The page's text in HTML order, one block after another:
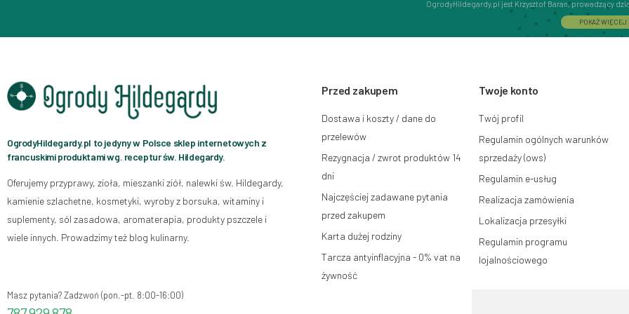
OgrodyHildegardy.pl jest Krzysztof Baran, prowadzący
Interactive Krzysztof Baran wpisaną do Centralnej
adres głównego miejsca wykonywania działalności w
08-110, posiadający numer NIP: 821-152-01-37, REGON:
Przysługuje Ci prawo do żądania dostępu do swoich
ograniczenia przetwarzania, wniesienia sprzeciwu wobec
na zgodność z prawem przetwarzania, którego dokonano
lub pisemnie na adres siedziby.
Więcej informacji: www.mouton.pl/ODO
POKAŻ WIĘCEJ
OgrodyHildegardy.pl to jedyny w Polsce sklep internetowych z
francuskimi produktami wg. receptur św. Hildegardy.
Oferujemy przyprawy, zioła, mieszanki ziół, nalewki św. Hildegardy,
kamienie szlachetne, kosmetyki, wyroby z borsuka, witaminy i
suplementy, sól zasadowa, aromaterapia, produkty pszczele i
wiele innych. Prowadzimy też blog kulinarny.
Masz pytania? Zadzwoń (pon.-pt. 8:00-16:00)
Przed zakupem
Dostawa i koszty / dane do
przelewów
Rezygnacja / zwrot produktów 14
dni
Najczęściej zadawane pytania
przed zakupem
Karta dużej rodziny
Tarcza antyinflacyjna - 0% vat na
żywność
Twoje konto
Twój profil
Regulamin ogólnych warunków
sprzedaży (ows)
Regulamin e-usług
Realizacja zamówienia
Lokalizacja przesyłki
Regulamin programu
lojalnościowego